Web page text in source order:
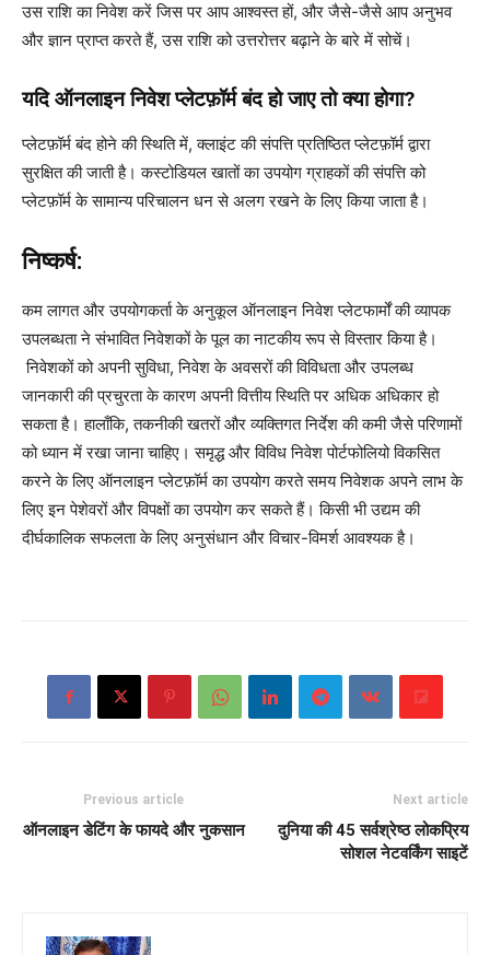
उस राशि का निवेश करें जिस पर आप आश्वस्त हों, और जैसे-जैसे आप अनुभव
और ज्ञान प्राप्त करते हैं, उस राशि को उत्तरोत्तर बढ़ाने के बारे में सोचें।
यदि ऑनलाइन निवेश प्लेटफ़ॉर्म बंद हो जाए तो क्या होगा?
प्लेटफ़ॉर्म बंद होने की स्थिति में, क्लाइंट की संपत्ति प्रतिष्ठित प्लेटफ़ॉर्म द्वारा
सुरक्षित की जाती है। कस्टोडियल खातों का उपयोग ग्राहकों की संपत्ति को
प्लेटफ़ॉर्म के सामान्य परिचालन धन से अलग रखने के लिए किया जाता है।
निष्कर्ष:
कम लागत और उपयोगकर्ता के अनुकूल ऑनलाइन निवेश प्लेटफार्मों की व्यापक
उपलब्धता ने संभावित निवेशकों के पूल का नाटकीय रूप से विस्तार किया है।
निवेशकों को अपनी सुविधा, निवेश के अवसरों की विविधता और उपलब्ध
जानकारी की प्रचुरता के कारण अपनी वित्तीय स्थिति पर अधिक अधिकार हो
सकता है। हालाँकि, तकनीकी खतरों और व्यक्तिगत निर्देश की कमी जैसे परिणामों
को ध्यान में रखा जाना चाहिए। समृद्ध और विविध निवेश पोर्टफोलियो विकसित
करने के लिए ऑनलाइन प्लेटफ़ॉर्म का उपयोग करते समय निवेशक अपने लाभ के
लिए इन पेशेवरों और विपक्षों का उपयोग कर सकते हैं। किसी भी उद्यम की
दीर्घकालिक सफलता के लिए अनुसंधान और विचार-विमर्श आवश्यक है।
Previous article
ऑनलाइन डेटिंग के फायदे और नुकसान
Next article
दुनिया की 45 सर्वश्रेष्ठ लोकप्रिय
सोशल नेटवर्किंग साइटें